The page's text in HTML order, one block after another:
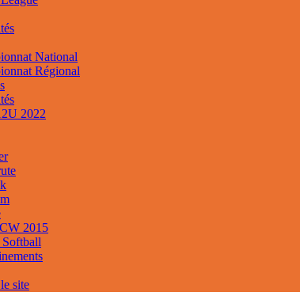
National
Régional
2022
2015
Softball
site